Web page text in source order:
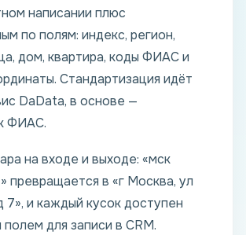
написании плюс
по полям: индекс, регион,
дом, квартира, коды ФИАС и
Стандартизация идёт
DaData, в основе —
ФИАС.
на входе и выходе: «мск
превращается в «г Москва, ул
7», и каждый кусок доступен
для записи в CRM.